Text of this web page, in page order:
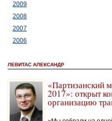
2009
2008
2007
2006
ЛЕВИТАС АЛЕКСАНДР
«Партизанский
2017»: открыт
организацию